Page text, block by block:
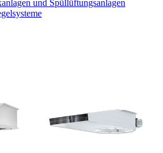
und Spüllüftungsanlagen